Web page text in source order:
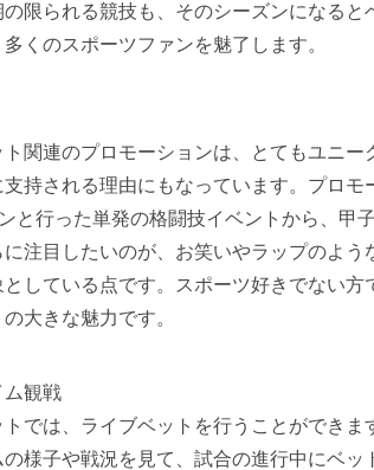
限られる競技も、そのシーズンになると
くのスポーツファンを魅了します。
関連のプロモーションは、とてもユニー
持される理由にもなっています。プロモ
と行った単発の格闘技イベントから、甲
注目したいのが、お笑いやラップのよう
としている点です。スポーツ好きでない方
大きな魅力です。
ム観戦
では、ライブベットを行うことができま
様子や戦況を見て、試合の進行中にベッ